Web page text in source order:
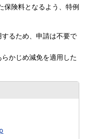
保険料となるよう、特例
るため、申請は不要で
かじめ減免を適用した